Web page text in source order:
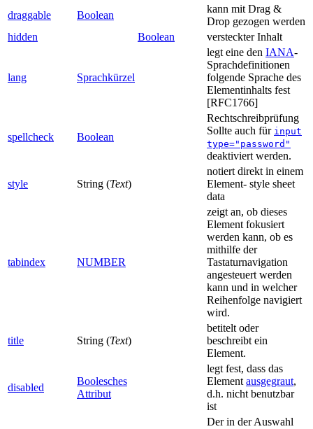
draggable
Boolean
kann mit Drag &
Drop gezogen werden
hidden
Boolean versteckter Inhalt
lang Sprachkürzel
legt eine den IANA-
Sprachdefinitionen
folgende Sprache des
Elementinhalts fest
[RFC1766]
spellcheck Boolean
Rechtschreibprüfung
Sollte auch für input
type="password"
deaktiviert werden.
style String (Text)
notiert direkt in einem
Element- style sheet
data
tabindex NUMBER
zeigt an, ob dieses
Element fokusiert
werden kann, ob es
mithilfe der
Tastaturnavigation
angesteuert werden
kann und in welcher
Reihenfolge navigiert
wird.
title String (Text)
betitelt oder
beschreibt ein
Element.
disabled
Boolesches
Attribut
legt fest, dass das
Element ausgegraut,
d.h. nicht benutzbar
ist
Der in der Auswahl